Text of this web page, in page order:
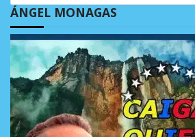
ÁNGEL MONAGAS